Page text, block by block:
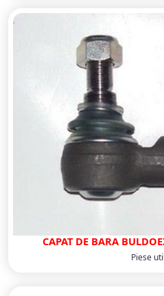
CAPAT DE BARA
Piese